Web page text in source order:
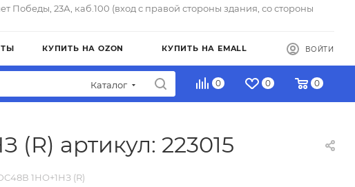
Победы, 23А, каб.100 (вход с правой стороны здания, со стороны
КУПИТЬ НА OZON КУПИТЬ НА EMALL ВОЙТИ
Каталог 0 0 0
(R) артикул: 223015
1НО+1НЗ (R)